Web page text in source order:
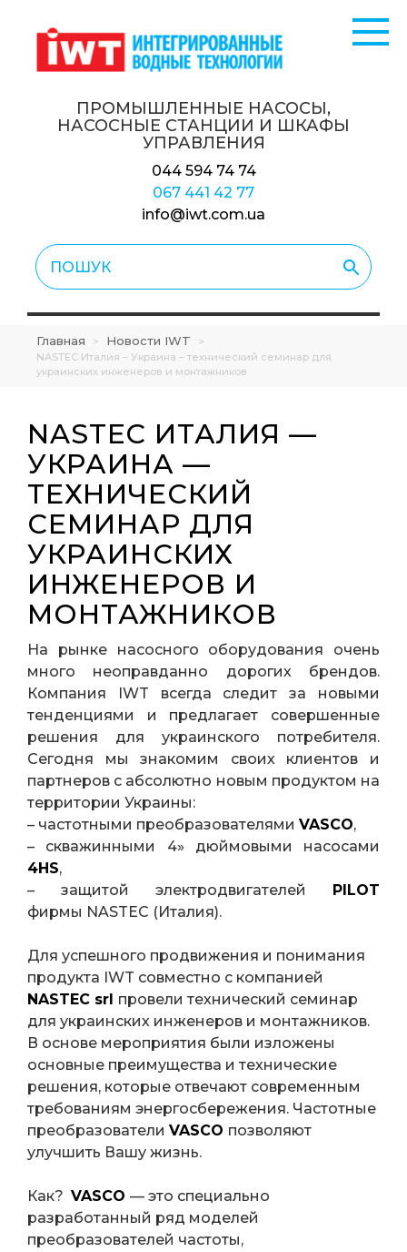
ПРОМЫШЛЕННЫЕ НАСОСЫ,
НАСОСНЫЕ СТАНЦИИ И ШКАФЫ
УПРАВЛЕНИЯ
044 594 74 74
067 441 42 77
info@iwt.com.ua
Главная > Новости IWT
>
NASTEC Италия – Украина – технический семинар для
украинских инженеров и монтажников
NASTEC ИТАЛИЯ —
УКРАИНА —
ТЕХНИЧЕСКИЙ
СЕМИНАР ДЛЯ
УКРАИНСКИХ
ИНЖЕНЕРОВ И
МОНТАЖНИКОВ
На рынке насосного оборудования очень
много неоправданно дорогих брендов.
Компания IWT всегда следит за новыми
тенденциями и предлагает совершенные
решения для украинского потребителя.
Сегодня мы знакомим своих клиентов и
партнеров с абсолютно новым продуктом на
территории Украины:
– частотными преобразователями VASCO,
– скважинными 4» дюймовыми насосами
4HS,
– защитой электродвигателей
PILOT
фирмы NASTEC (Италия).
Для успешного продвижения и понимания
продукта IWT совместно с компанией
NASTEC srl провели технический семинар
для украинских инженеров и монтажников.
В основе мероприятия были изложены
основные преимущества и технические
решения, которые отвечают современным
требованиям энергосбережения. Частотные
преобразователи VASCO позволяют
улучшить Вашу жизнь.
Как? VASCO — это специально
разработанный ряд моделей
преобразователей частоты,